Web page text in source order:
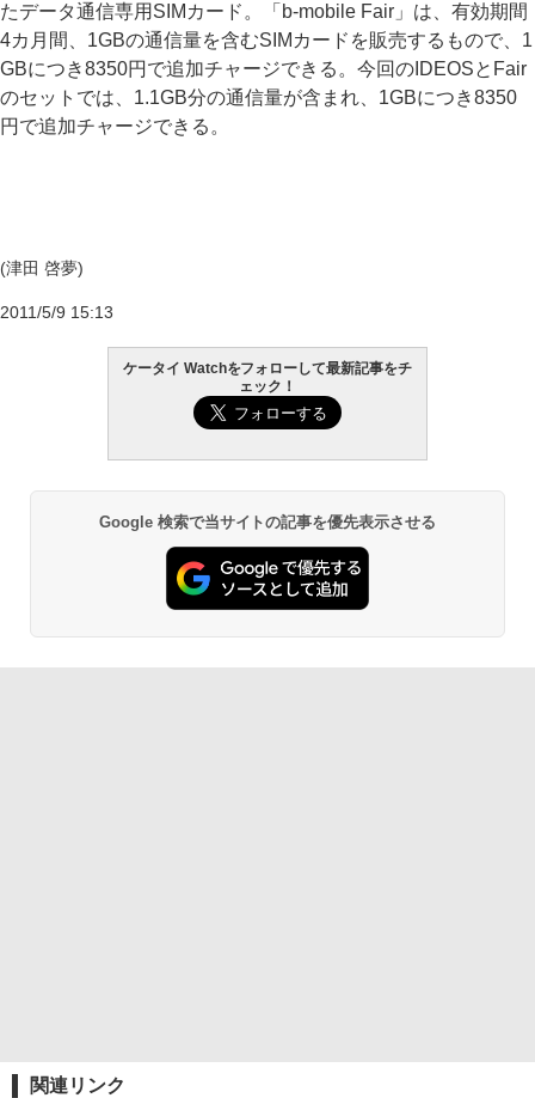
たデータ通信専用SIMカード。「b-mobile Fair」は、有効期間
4カ月間、1GBの通信量を含むSIMカードを販売するもので、1
GBにつき8350円で追加チャージできる。今回のIDEOSとFair
のセットでは、1.1GB分の通信量が含まれ、1GBにつき8350
円で追加チャージできる。
(津田 啓夢)
2011/5/9 15:13
ケータイ Watchをフォローして最新記事をチ
ェック！
Google 検索で当サイトの記事を優先表示させる
関連リンク